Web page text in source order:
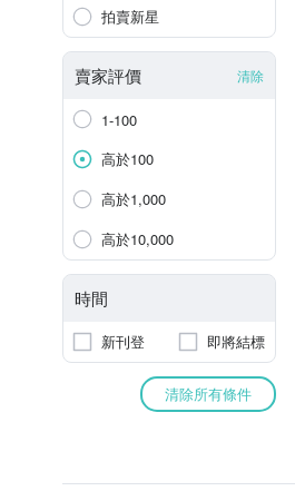
拍賣新星
賣家評價 清除
1-100
高於100
高於1,000
高於10,000
時間
新刊登 即將結標
清除所有條件